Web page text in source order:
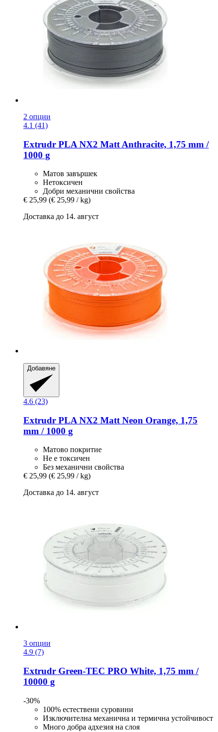
2 опции
4.1 (41)
Extrudr PLA NX2 Matt Anthracite, 1,75 mm /
1000 g
Матов завършек
Нетоксичен
Добри механични свойства
€ 25,99 (€ 25,99 / kg)
Доставка до 14. август
Добавяне
4.6 (23)
Extrudr PLA NX2 Matt Neon Orange, 1,75
mm / 1000 g
Матово покритие
Не е токсичен
Без механични свойства
€ 25,99 (€ 25,99 / kg)
Доставка до 14. август
3 опции
4.9 (7)
Extrudr Green-​TEC PRO White, 1,75 mm /
10000 g
-30%
100% естествени суровини
Изключителна механична и термична устойчивост
Много добра адхезия на слоя